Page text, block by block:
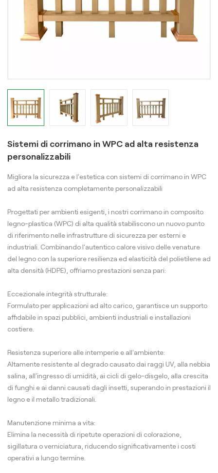
Sistemi di corrimano in WPC ad alta resistenza
personalizzabili
Migliora la sicurezza e l'estetica con sistemi di corrimano in WPC
ad alta resistenza completamente personalizzabili
Progettati per ambienti esigenti, i nostri corrimano in composito
legno-plastica (WPC) di alta qualità stabiliscono un nuovo punto
di riferimento nelle infrastrutture di sicurezza per esterni e
industriali. Combinando l'autentico calore visivo delle venature
del legno con la superiore resilienza ed elasticità del polietilene ad
alta densità (HDPE), offriamo prestazioni senza pari:
Eccezionale integrità strutturale:
Formulato per applicazioni ad alto carico, garantisce un supporto
affidabile in spazi pubblici, ambienti industriali e installazioni
costiere.
Resistenza superiore alle intemperie e all'ambiente:
Altamente resistente al degrado causato dai raggi UV, alla nebbia
salina, all'ingresso di umidità, ai cicli di gelo-disgelo, alla crescita
di funghi e ai danni causati dagli insetti, superando in prestazioni il
legno e il metallo tradizionali.
Manutenzione minima a vita:
Elimina la necessità di ripetute operazioni di colorazione,
sigillatura o verniciatura, riducendo significativamente i costi
operativi a lungo termine.